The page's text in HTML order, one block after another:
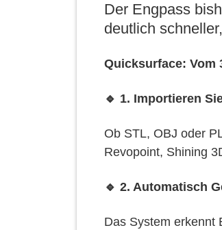
Der Engpass
deutlich
Quicksurface: Vom
🔹 1. Importieren
Ob STL, OBJ oder
Revopoint, Shining
🔹 2. Automatisch
Das System erkennt